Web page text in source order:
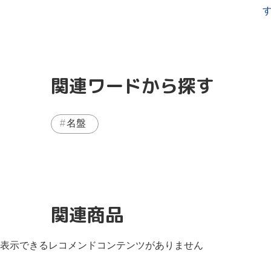
関連ワードから探す
名盤
関連商品
表示できるレコメンドコンテンツがありません